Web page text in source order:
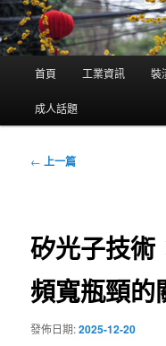
單
首頁 工業資訊 裝
成人話題
文
← 上一篇
矽光子技術
頻寬瓶頸的
發佈日期:2025-12-20